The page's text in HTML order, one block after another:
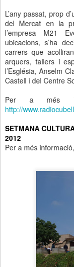
L’any passat, prop
del Mercat en la
l’empresa M21
ubicacions, s’ha
carrers que
arquers, tallers i
l’Església, Anselm
Castell i del Centre
Per a més
http://
SETMANA
2012
Per a més